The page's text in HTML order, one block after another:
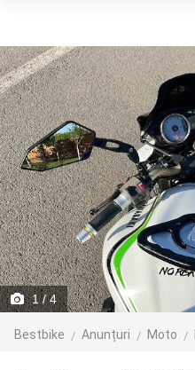
1/ 4
Bestbike Anunțuri Moto